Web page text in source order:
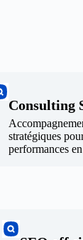
Consulting
stratégiques
performances